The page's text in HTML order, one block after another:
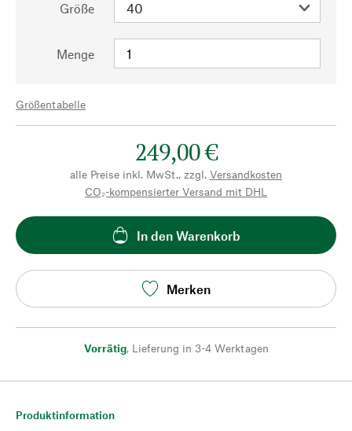
Größe
Menge
Größentabelle
249,00 €
alle Preise inkl. MwSt., zzgl. Versandkosten
CO₂-kompensierter Versand mit DHL
In den Warenkorb
Merken
Vorrätig, Lieferung in 3-4 Werktagen
Produktinformation